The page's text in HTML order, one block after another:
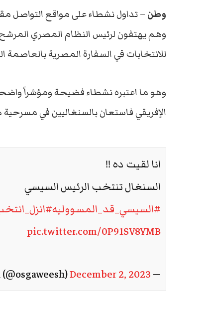
وطن – تداول نشطاء على مواقع التواصل
وهم يهتفون لرئيس النظام المصري
للانتخابات في السفارة المصرية بالعاصمة
وهو ما اعتبره نشطاء فضيحة ومؤشراً
الإفريقي فاستعان بالسنغاليين في
انا لقيت ده !!
السنغال تنتخب الرئيس السيسي
#السيسي_قد_المسووليه
pic.twitter.com/0P91SV8YMB
— Osama Gaweesh (@osgaweesh)
December 2, 2023